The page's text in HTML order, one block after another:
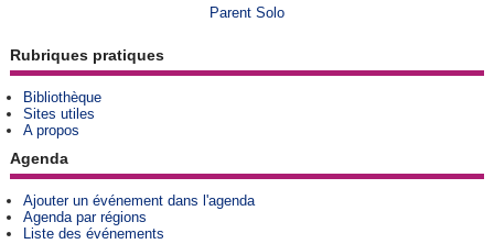
Parent Solo
Rubriques pratiques
Bibliothèque
Sites utiles
A propos
Agenda
Ajouter un événement dans l'agenda
Agenda par régions
Liste des événements